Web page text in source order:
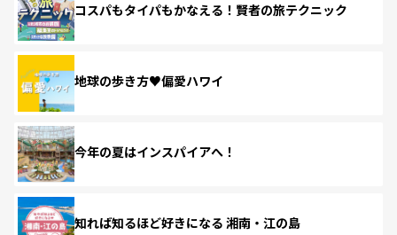
コスパもタイパもかなえる！賢者の旅テクニック
地球の歩き方♥偏愛ハワイ
今年の夏はインスパイアへ！
知れば知るほど好きになる 湘南・江の島